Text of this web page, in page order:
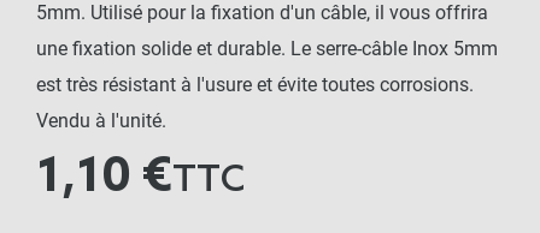
5mm. Utilisé pour la fixation d'un câble, il vous offrira
une fixation solide et durable. Le serre-câble Inox 5mm
est très résistant à l'usure et évite toutes corrosions.
Vendu à l'unité.
1,10 €TTC